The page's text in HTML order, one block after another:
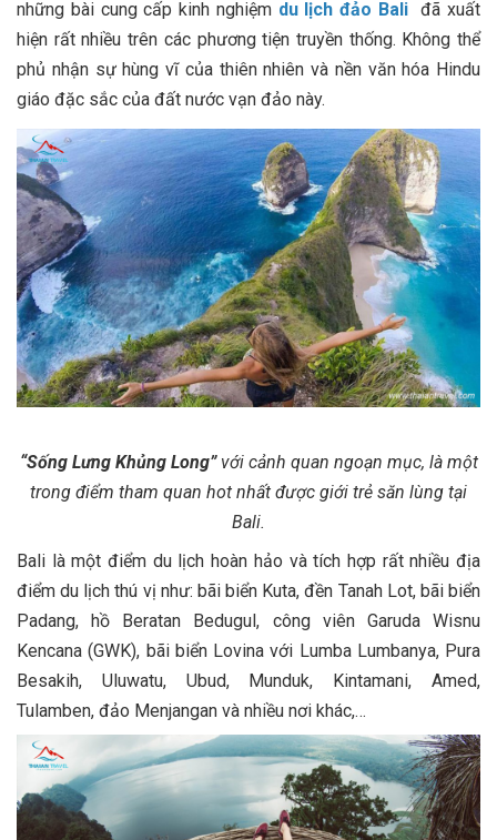
những bài cung cấp kinh nghiệm du lịch đảo Baliđã xuất
hiện rất nhiều trên các phương tiện truyền thống. Không thể
phủ nhận sự hùng vĩ của thiên nhiên và nền văn hóa Hindu
giáo đặc sắc của đất nước vạn đảo này.
“Sống Lưng Khủng Long”với cảnh quan ngoạn mục, là một
trong điểm tham quan hot nhất được giới trẻ săn lùng tại
Bali.
Bali là một điểm du lịch hoàn hảo và tích hợp rất nhiều địa
điểm du lịch thú vị như: bãi biển Kuta, đền Tanah Lot, bãi biển
Padang, hồ Beratan Bedugul, công viên Garuda Wisnu
Kencana (GWK), bãi biển Lovina với Lumba Lumbanya, Pura
Besakih, Uluwatu, Ubud, Munduk, Kintamani, Amed,
Tulamben, đảo Menjangan và nhiều nơi khác,…